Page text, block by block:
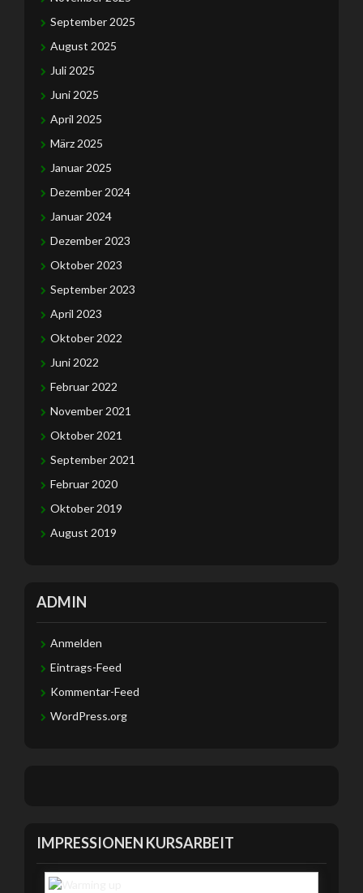
September 2025
August 2025
Juli 2025
Juni 2025
April 2025
März 2025
Januar 2025
Dezember 2024
Januar 2024
Dezember 2023
Oktober 2023
September 2023
April 2023
Oktober 2022
Juni 2022
Februar 2022
November 2021
Oktober 2021
September 2021
Februar 2020
Oktober 2019
August 2019
ADMIN
Anmelden
Eintrags-Feed
Kommentar-Feed
WordPress.org
IMPRESSIONEN KURSARBEIT